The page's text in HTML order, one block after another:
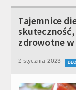
Tajemnice
zdrowotne w
2 stycznia 2023